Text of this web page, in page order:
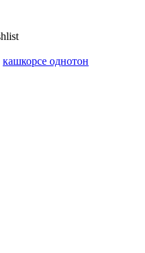
кашкорсе однотон